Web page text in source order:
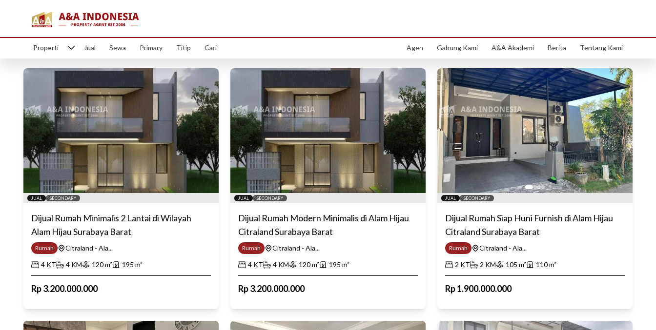
Properti Jual Sewa Primary Titip Cari Agen Gabung Kami A&A Akademi Berita Tentang Kami
properti yang sesuai dengan kriteria Anda
JUAL SECONDARY
Dijual Rumah Minimalis 2 Lantai di Wilayah
Alam Hijau Surabaya Barat
Rumah
Citraland - Ala...
4 KT 4 KM 120m² 195 m²
Rp3.200.000.000
JUAL SECONDARY
Dijual Rumah Modern Minimalis di Alam Hijau
Citraland Surabaya Barat
Rumah
Citraland - Ala...
4 KT 4 KM 120m² 195 m²
Rp3.200.000.000
JUAL SECONDARY
Dijual Rumah Siap Huni Furnish di Alam Hijau
Citraland Surabaya Barat
Rumah
Citraland - Ala...
2 KT 2 KM 105 m² 110m²
Rp1.900.000.000